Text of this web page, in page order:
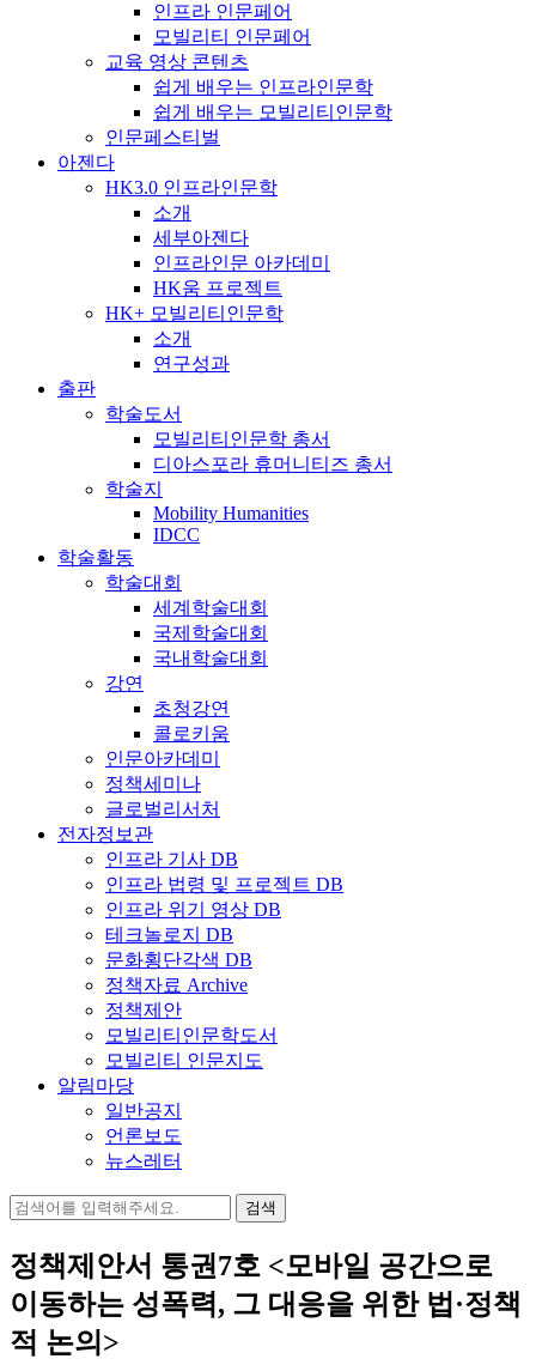
인프라 인문페어
모빌리티 인문페어
교육 영상 콘텐츠
쉽게 배우는 인프라인문학
쉽게 배우는 모빌리티인문학
인문페스티벌
아젠다
HK3.0 인프라인문학
소개
세부아젠다
인프라인문 아카데미
HK움 프로젝트
HK+ 모빌리티인문학
소개
연구성과
출판
학술도서
모빌리티인문학 총서
디아스포라 휴머니티즈 총서
학술지
Mobility Humanities
IDCC
학술활동
학술대회
세계학술대회
국제학술대회
국내학술대회
강연
초청강연
콜로키움
인문아카데미
정책세미나
글로벌리서처
전자정보관
인프라 기사 DB
인프라 법령 및 프로젝트 DB
인프라 위기 영상 DB
테크놀로지 DB
문화횡단각색 DB
정책자료 Archive
정책제안
모빌리티인문학도서
모빌리티 인문지도
알림마당
일반공지
언론보도
뉴스레터
검
정책제안서 통권7호 <모바일 공간으로
이동하는 성폭력, 그 대응을 위한 법·정책
적 논의>